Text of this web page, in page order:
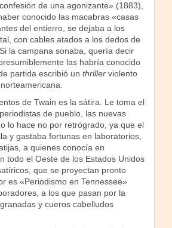
de una agonizante» (1883),
conocido las macabras «casas
del entierro, se dejaba a los
con cables atados a los dedos de
la campana sonaba, quería decir
las habría conocido
partida escribió un thriller violento
de Twain es la sátira. Le toma el
de pueblo, las nuevas
lo hace no por retrógrado, ya que el
y gastaba fortunas en laboratorios,
a quienes conocía en
todo el Oeste de los Estados Unidos
que se proyectan pronto
es «Periodismo en Tennessee»
a los que pasan por la
y cueros cabelludos